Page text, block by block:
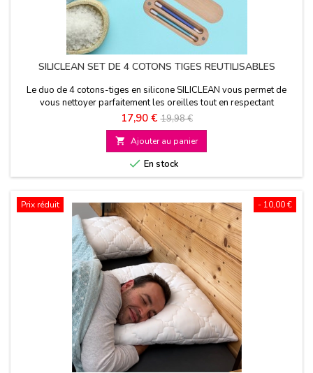
SILICLEAN SET DE 4 COTONS TIGES REUTILISABLES
Le duo de 4 cotons-tiges en silicone SILICLEAN vous permet de
vous nettoyer parfaitement les oreilles tout en respectant
l'environnement car ils sont réutilisables à l’infini
Prix
17,90 € Prix
de
base
19,98 €
 Ajouter au panier
 En stock
- 10,00 €
Prix réduit